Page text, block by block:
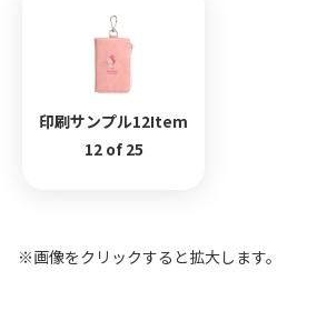
印刷サンプル12Item
12 of 25
※画像をクリックすると拡大します。